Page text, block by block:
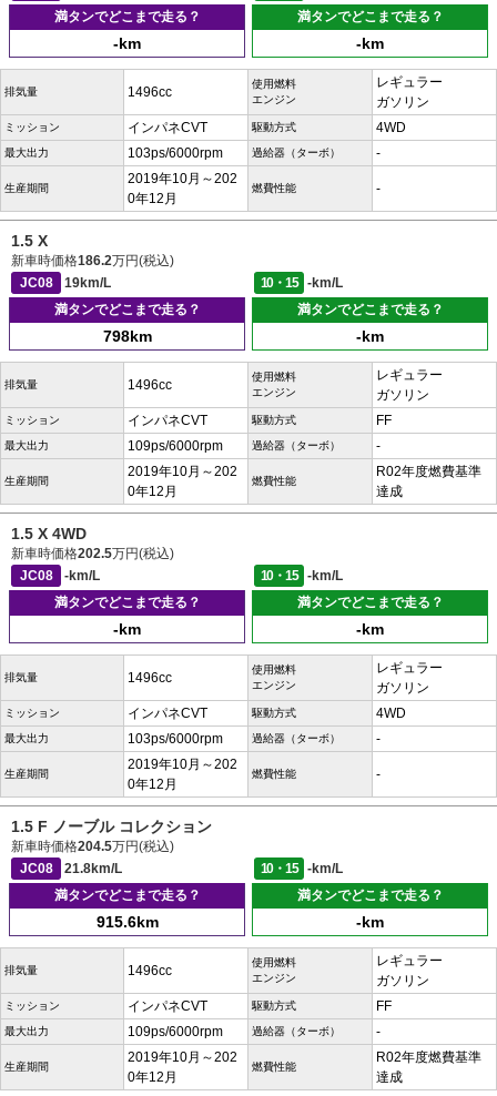
満タンでどこまで走る？
-km
満タンでどこまで走る？
-km
排気量 1496cc
使用燃料
エンジン
レギュラー
ガソリン
ミッション インパネCVT 駆動方式 4WD
最大出力 103ps/6000rpm 過給器（ターボ） -
生産期間
2019年10月～202
0年12月
燃費性能 -
1.5 X
新車時価格186.2万円(税込)
JC08
19km/L 10・15
-km/L
満タンでどこまで走る？
798km
満タンでどこまで走る？
-km
排気量 1496cc
使用燃料
エンジン
レギュラー
ガソリン
ミッション インパネCVT 駆動方式 FF
最大出力 109ps/6000rpm 過給器（ターボ） -
生産期間
2019年10月～202
0年12月
燃費性能
R02年度燃費基準
達成
1.5 X 4WD
新車時価格202.5万円(税込)
JC08
-km/L 10・15
-km/L
満タンでどこまで走る？
-km
満タンでどこまで走る？
-km
排気量 1496cc
使用燃料
エンジン
レギュラー
ガソリン
ミッション インパネCVT 駆動方式 4WD
最大出力 103ps/6000rpm 過給器（ターボ） -
生産期間
2019年10月～202
0年12月
燃費性能 -
1.5 F ノーブル コレクション
新車時価格204.5万円(税込)
JC08
21.8km/L 10・15
-km/L
満タンでどこまで走る？
915.6km
満タンでどこまで走る？
-km
排気量 1496cc
使用燃料
エンジン
レギュラー
ガソリン
ミッション インパネCVT 駆動方式 FF
最大出力 109ps/6000rpm 過給器（ターボ） -
生産期間
2019年10月～202
0年12月
燃費性能
R02年度燃費基準
達成